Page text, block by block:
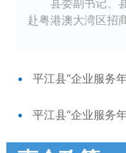
县委副书记、县
赴粤港澳大湾区招